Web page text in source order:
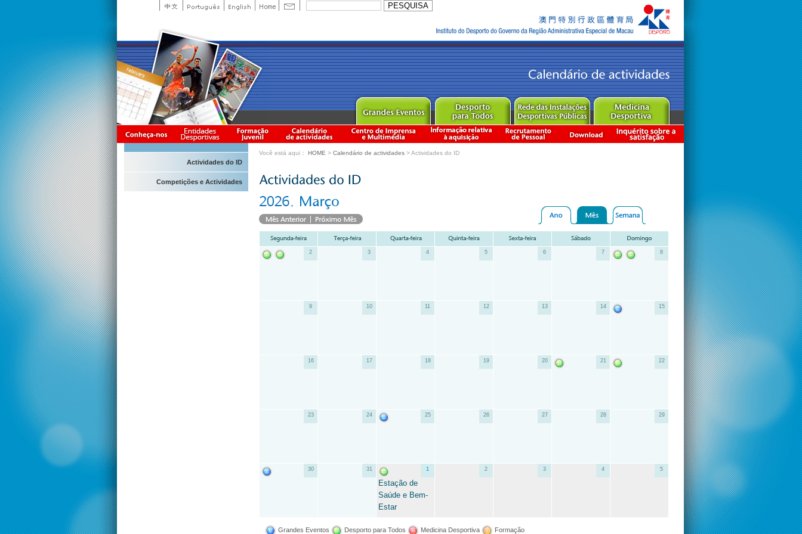
Actividades do ID
Competições e Actividades
Você está aqui： HOME > Calendário de actividades > Actividades do ID
2 3 4 5 6 7 8
9 10 11 12 13 14 15
16 17 18 19 20 21 22
23 24 25 26 27 28 29
30 31 1
Estação de
Saúde e Bem-
Estar
2 3 4 5
Grandes Eventos Desporto para Todos Medicina Desportiva Formação